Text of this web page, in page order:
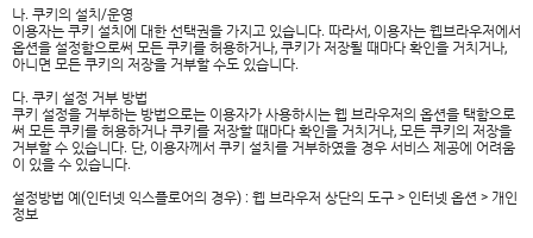
나. 쿠키의 설치/운영
이용자는 쿠키 설치에 대한 선택권을 가지고 있습니다. 따라서, 이용자는 웹브라우저에서
옵션을 설정함으로써 모든 쿠키를 허용하거나, 쿠키가 저장될 때마다 확인을 거치거나,
아니면 모든 쿠키의 저장을 거부할 수도 있습니다.
다. 쿠키 설정 거부 방법
쿠키 설정을 거부하는 방법으로는 이용자가 사용하시는 웹 브라우저의 옵션을 택함으로
써 모든 쿠키를 허용하거나 쿠키를 저장할 때마다 확인을 거치거나, 모든 쿠키의 저장을
거부할 수 있습니다. 단, 이용자께서 쿠키 설치를 거부하였을 경우 서비스 제공에 어려움
이 있을 수 있습니다.
설정방법 예(인터넷 익스플로어의 경우) : 웹 브라우저 상단의 도구 > 인터넷 옵션 > 개인
정보